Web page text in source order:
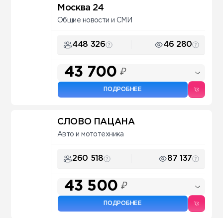
Москва 24
Общие новости и СМИ
448 326 46 280
43 700 ₽
ПОДРОБНЕЕ
СЛОВО ПАЦАНА
Авто и мототехника
260 518 87 137
43 500 ₽
ПОДРОБНЕЕ